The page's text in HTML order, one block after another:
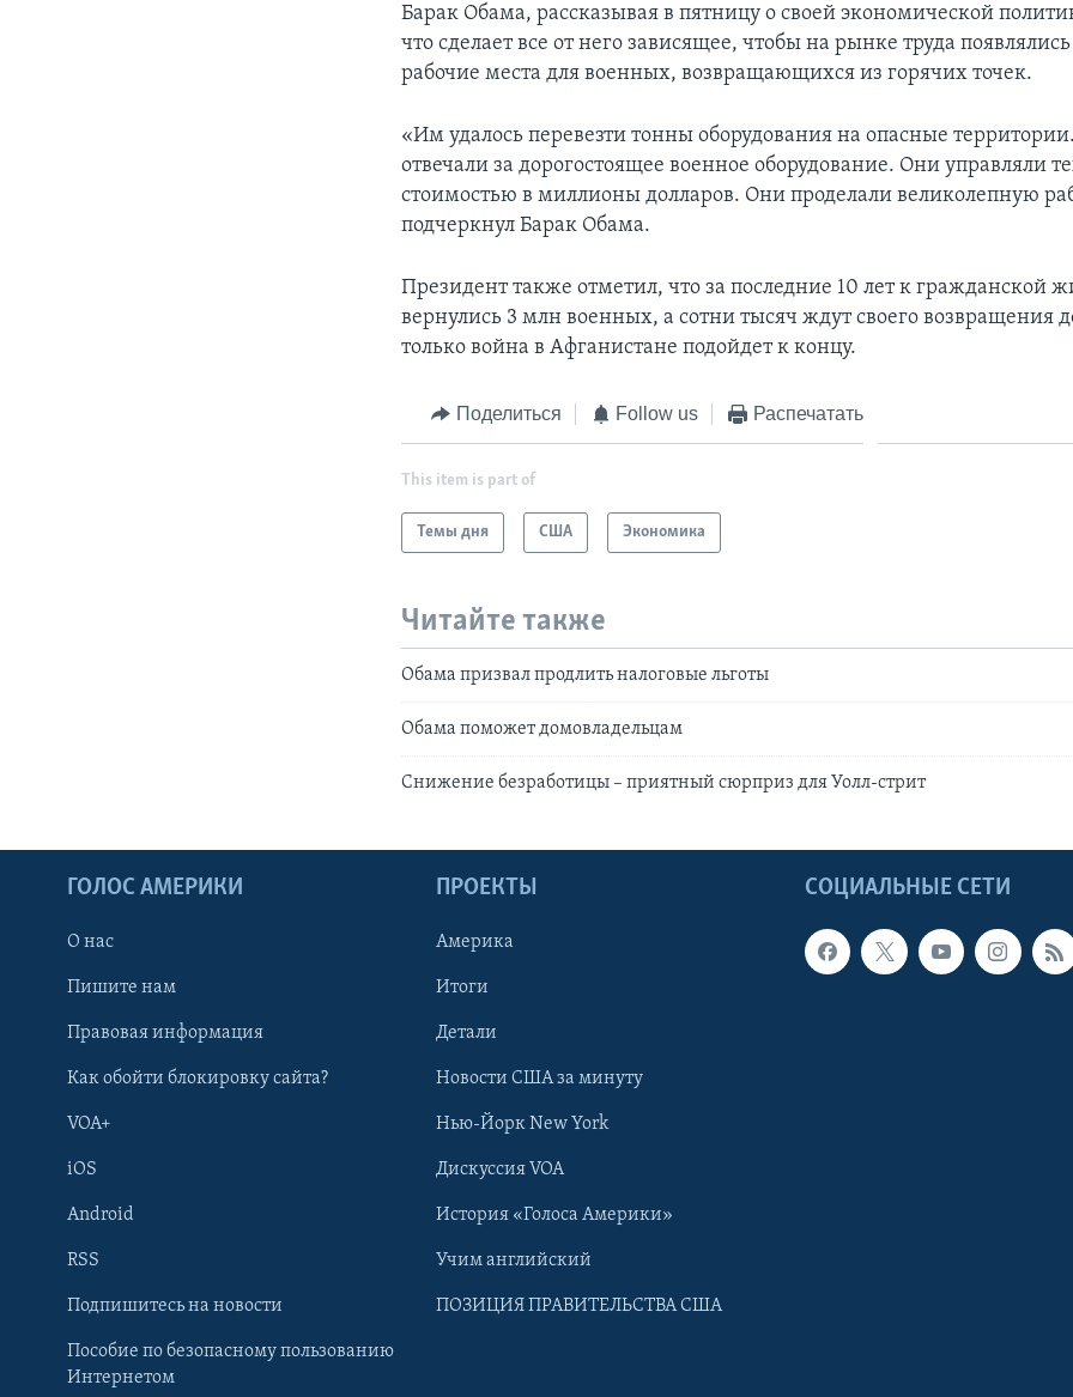
Learning English
Барак Обама, рассказывая в пятницу о своей экономической
что сделает все от него зависящее, чтобы на рынке труда
рабочие места для военных, возвращающихся из горячих точек.
«Им удалось перевезти тонны оборудования на опасные
отвечали за дорогостоящее военное оборудование. Они управляли
стоимостью в миллионы долларов. Они проделали великолепную
подчеркнул Барак Обама.
Президент также отметил, что за последние 10 лет к гражданской
вернулись 3 млн военных, а сотни тысяч ждут своего возвращения
только война в Афганистане подойдет к концу.
Поделиться Follow us Распечатать
This item is part of
Темы дня США Экономика
Читайте также
Обама призвал продлить налоговые льготы
Обама поможет домовладельцам
Снижение безработицы – приятный сюрприз для Уолл-стрит
СОЦИАЛЬНЫЕ СЕТИ
ГОЛОС АМЕРИКИ
О нас
Пишите нам
Правовая информация
Как обойти блокировку сайта?
VOA+
iOS
Android
RSS
Подпишитесь на новости
Пособие по безопасному пользованию
Интернетом
ПРОЕКТЫ
Америка
Итоги
Детали
Новости США за минуту
Нью-Йорк New York
Дискуссия VOA
История «Голоса Америки»
Учим английский
ПОЗИЦИЯ ПРАВИТЕЛЬСТВА США